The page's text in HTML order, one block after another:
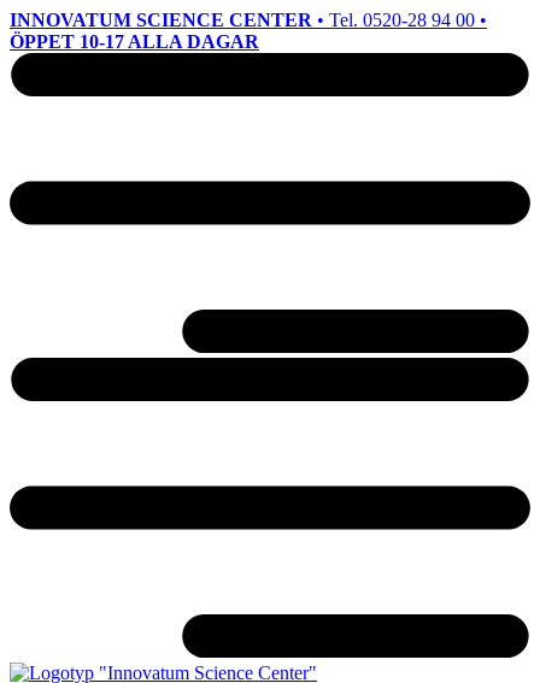
INNOVATUM SCIENCE CENTER • Tel. 0520-28 94 00 •
ÖPPET 10-17 ALLA DAGAR